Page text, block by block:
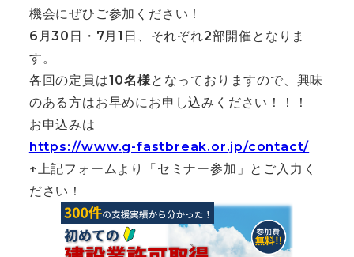
機会にぜひご参加ください！
6月30日・7月1日、それぞれ2部開催となりま
す。
各回の定員は10名様となっておりますので、興味
のある方はお早めにお申し込みください！！！
お申込みは
https://www.g-fastbreak.or.jp/contact/
↑上記フォームより「セミナー参加」とご入力く
ださい！